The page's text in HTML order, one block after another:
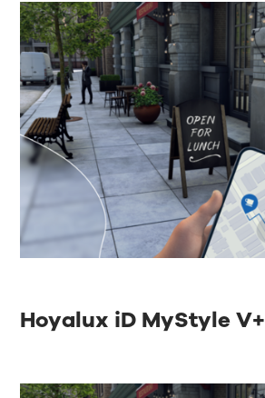
Hoyalux iD MyStyle V+